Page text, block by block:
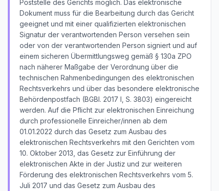
Poststelle des Gerichts möglich. Das elektronische
Dokument muss für die Bearbeitung durch das Gericht
geeignet und mit einer qualifizierten elektronischen
Signatur der verantwortenden Person versehen sein
oder von der verantwortenden Person signiert und auf
einem sicheren Übermittlungsweg gemäß § 130a ZPO
nach näherer Maßgabe der Verordnung über die
technischen Rahmenbedingungen des elektronischen
Rechtsverkehrs und über das besondere elektronische
Behördenpostfach (BGBl. 2017 I, S. 3803) eingereicht
werden. Auf die Pflicht zur elektronischen Einreichung
durch professionelle Einreicher/innen ab dem
01.01.2022 durch das Gesetz zum Ausbau des
elektronischen Rechtsverkehrs mit den Gerichten vom
10. Oktober 2013, das Gesetz zur Einführung der
elektronischen Akte in der Justiz und zur weiteren
Förderung des elektronischen Rechtsverkehrs vom 5.
Juli 2017 und das Gesetz zum Ausbau des